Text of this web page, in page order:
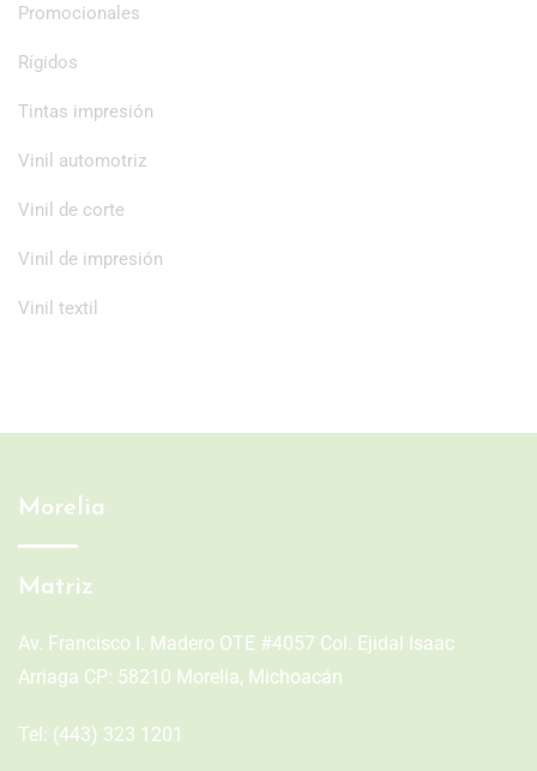
Promocionales
Rígidos
Tintas impresión
Vinil automotriz
Vinil de corte
Vinil de impresión
Vinil textil
Morelia
Matriz
Av. Francisco I. Madero OTE #4057 Col. Ejidal Isaac
Arriaga CP: 58210 Morelia, Michoacán
Tel: (443) 323 1201